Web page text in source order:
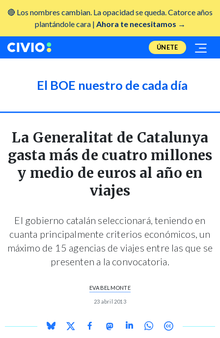
🔴 Los nombres cambian. La opacidad se queda. Catorce años
plantándole cara | Ahora te necesitamos →
ÚNETE
El BOE nuestro de cada día
La Generalitat de Catalunya
gasta más de cuatro millones
y medio de euros al año en
viajes
El gobierno catalán seleccionará, teniendo en
cuanta principalmente criterios económicos, un
máximo de 15 agencias de viajes entre las que se
presenten a la convocatoria.
EVA BELMONTE
23 abril 2013